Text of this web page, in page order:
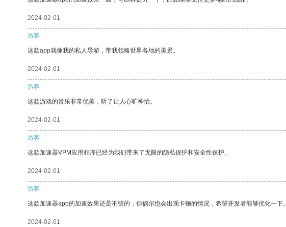
2024-02-01
游客
这款app就像我的私人导游，带我领略世界各地的美景。
2024-02-01
游客
这款游戏的音乐非常优美，听了让人心旷神怡。
2024-02-01
游客
这款加速器VPM应用程序已经为我们带来了无限的隐私保护和安全性保护。
2024-02-01
游客
这款加速器app的加速效果还是不错的，但偶尔也会出现卡顿的情况，希望开发者能够优化一下。
2024-02-01